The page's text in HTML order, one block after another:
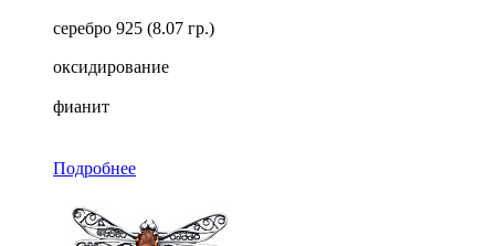
серебро 925 (8.07 гр.)
оксидирование
фианит
Подробнее